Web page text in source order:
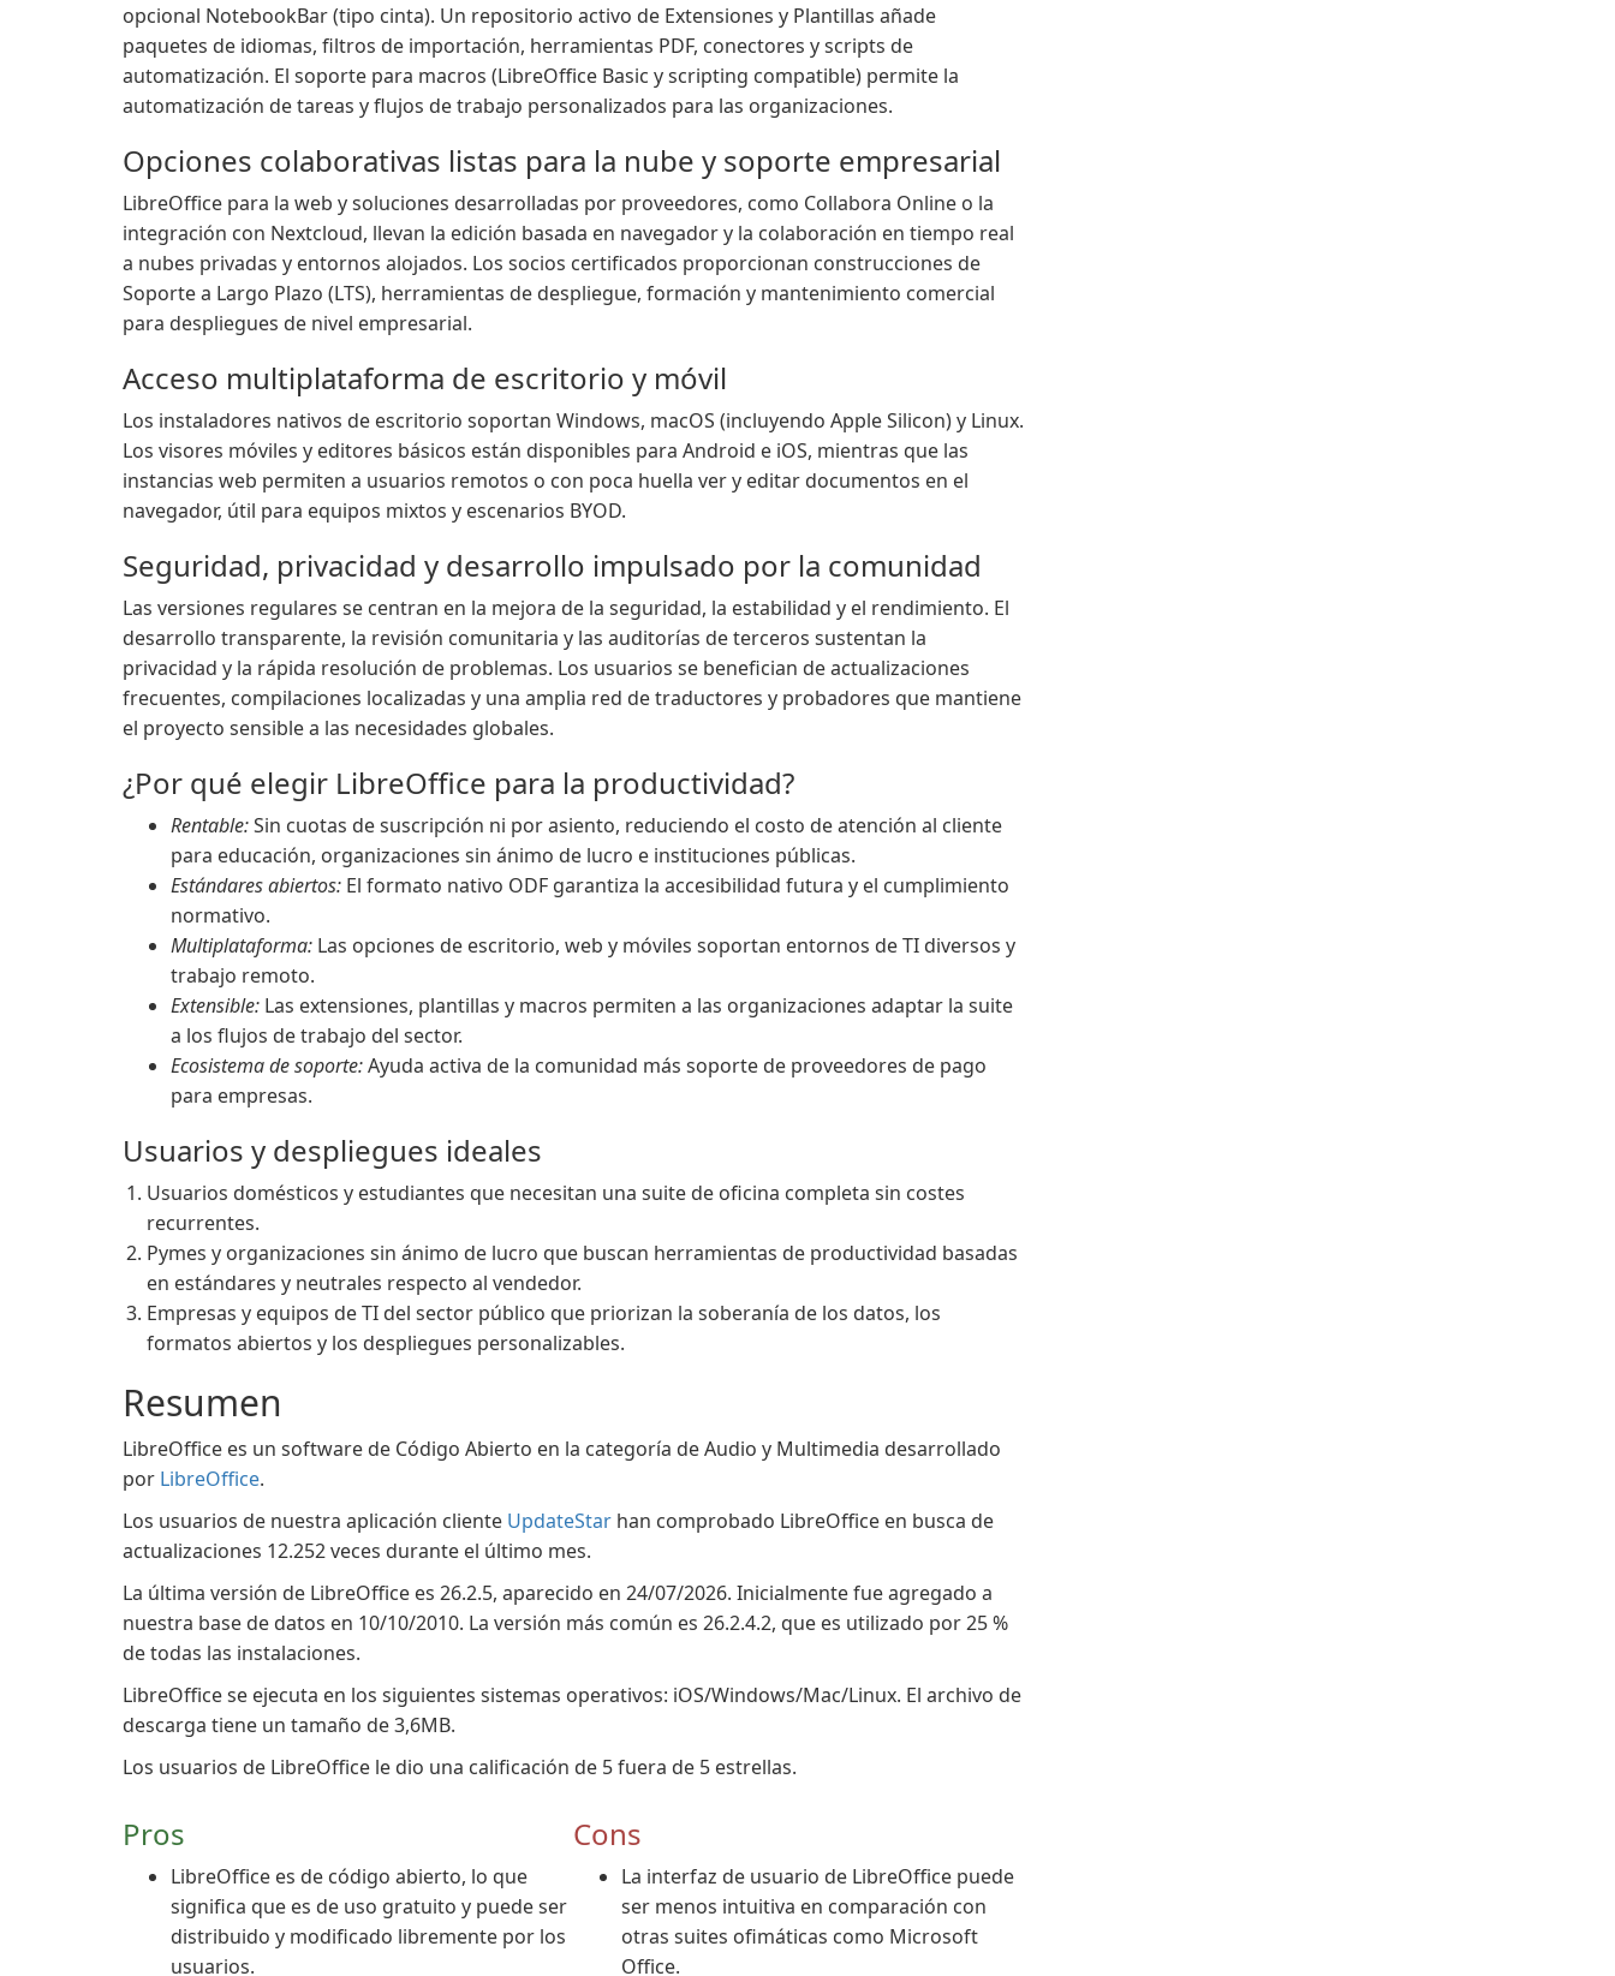
opcional NotebookBar (tipo cinta). Un repositorio activo de Extensiones y Plantillas añade
paquetes de idiomas, filtros de importación, herramientas PDF, conectores y scripts de
automatización. El soporte para macros (LibreOffice Basic y scripting compatible) permite la
automatización de tareas y flujos de trabajo personalizados para las organizaciones.
Opciones colaborativas listas para la nube y soporte empresarial
LibreOffice para la web y soluciones desarrolladas por proveedores, como Collabora Online o la
integración con Nextcloud, llevan la edición basada en navegador y la colaboración en tiempo real
a nubes privadas y entornos alojados. Los socios certificados proporcionan construcciones de
Soporte a Largo Plazo (LTS), herramientas de despliegue, formación y mantenimiento comercial
para despliegues de nivel empresarial.
Acceso multiplataforma de escritorio y móvil
Los instaladores nativos de escritorio soportan Windows, macOS (incluyendo Apple Silicon) y Linux.
Los visores móviles y editores básicos están disponibles para Android e iOS, mientras que las
instancias web permiten a usuarios remotos o con poca huella ver y editar documentos en el
navegador, útil para equipos mixtos y escenarios BYOD.
Seguridad, privacidad y desarrollo impulsado por la comunidad
Las versiones regulares se centran en la mejora de la seguridad, la estabilidad y el rendimiento. El
desarrollo transparente, la revisión comunitaria y las auditorías de terceros sustentan la
privacidad y la rápida resolución de problemas. Los usuarios se benefician de actualizaciones
frecuentes, compilaciones localizadas y una amplia red de traductores y probadores que mantiene
el proyecto sensible a las necesidades globales.
¿Por qué elegir LibreOffice para la productividad?
Rentable:Sin cuotas de suscripción ni por asiento, reduciendo el costo de atención al cliente
para educación, organizaciones sin ánimo de lucro e instituciones públicas.
Estándares abiertos: El formato nativo ODF garantiza la accesibilidad futura y el cumplimiento
normativo.
Multiplataforma: Las opciones de escritorio, web y móviles soportan entornos de TI diversos y
trabajo remoto.
Extensible: Las extensiones, plantillas y macros permiten a las organizaciones adaptar la suite
a los flujos de trabajo del sector.
Ecosistema de soporte:Ayuda activa de la comunidad más soporte de proveedores de pago
para empresas.
Usuarios y despliegues ideales
Usuarios domésticos y estudiantes que necesitan una suite de oficina completa sin costes
recurrentes.
Pymes y organizaciones sin ánimo de lucro que buscan herramientas de productividad basadas
en estándares y neutrales respecto al vendedor.
Empresas y equipos de TI del sector público que priorizan la soberanía de los datos, los
formatos abiertos y los despliegues personalizables.
Resumen
LibreOffice es un software de Código Abierto en la categoría de Audio y Multimedia desarrollado
por LibreOffice.
Los usuarios de nuestra aplicación cliente UpdateStar han comprobado LibreOffice en busca de
actualizaciones 12.252 veces durante el último mes.
La última versión de LibreOffice es 26.2.5, aparecido en 24/07/2026. Inicialmente fue agregado a
nuestra base de datos en 10/10/2010. La versión más común es 26.2.4.2, que es utilizado por 25 %
de todas las instalaciones.
LibreOffice se ejecuta en los siguientes sistemas operativos: iOS/Windows/Mac/Linux. El archivo de
descarga tiene un tamaño de 3,6MB.
Los usuarios de LibreOffice le dio una calificación de 5 fuera de 5 estrellas.
Pros
LibreOffice es de código abierto, lo que
significa que es de uso gratuito y puede ser
distribuido y modificado libremente por los
usuarios.
Cons
La interfaz de usuario de LibreOffice puede
ser menos intuitiva en comparación con
otras suites ofimáticas como Microsoft
Office.